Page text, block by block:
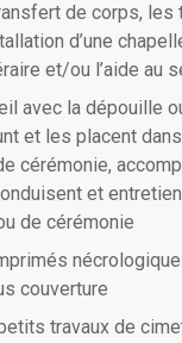
de corps, les
d’une
et/ou l’aide au
avec la dépouille
et les placent
cérémonie,
et
de cérémonie
couverture
travaux de